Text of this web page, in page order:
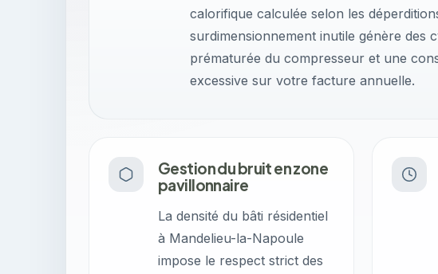
calorifique calculée selon les
surdimensionnement inutile génère des
prématurée du compresseur et une
excessive sur votre facture annuelle.
Gestion du bruit en zone
pavillonnaire
La densité du bâti résidentiel
à Mandelieu-la-Napoule
impose le respect strict des